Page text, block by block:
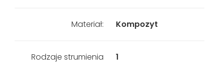
Materiał: Kompozyt
Rodzaje strumienia 1